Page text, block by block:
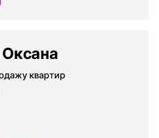
Оксана
квартир